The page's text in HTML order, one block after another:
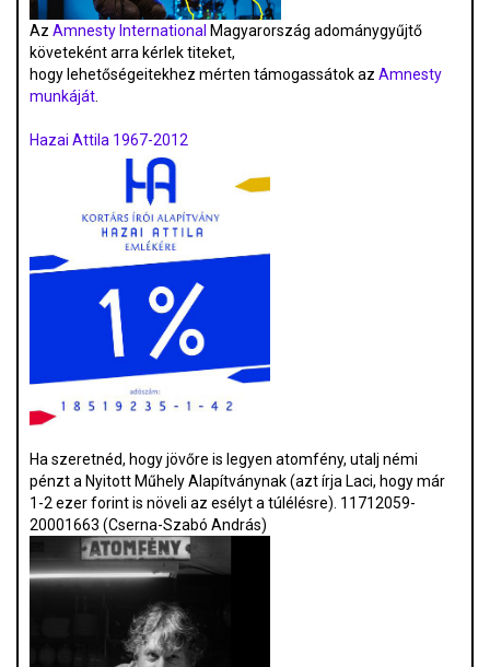
Az Amnesty International Magyarország adománygyűjtő
követeként arra kérlek titeket,
hogy lehetőségeitekhez mérten támogassátok az Amnesty
munkáját.
Hazai Attila 1967-2012
Ha szeretnéd, hogy jövőre is legyen atomfény, utalj némi
pénzt a Nyitott Műhely Alapítványnak (azt írja Laci, hogy már
1-2 ezer forint is növeli az esélyt a túlélésre). 11712059-
20001663 (Cserna-Szabó András)